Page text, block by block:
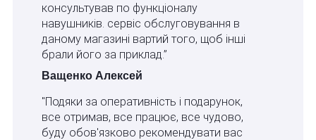
консультував по функціоналу
навушників. сервіс обслуговування в
даному магазині вартий того, щоб інші
брали його за приклад.”
Ващенко Алексей
"Подяки за оперативність і подарунок,
все отримав, все працює, все чудово,
буду обов'язково рекомендувати вас